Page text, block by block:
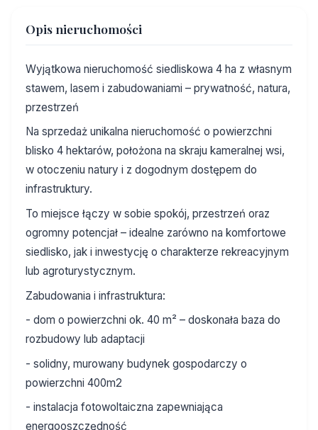
Opis nieruchomości
Wyjątkowa nieruchomość siedliskowa 4 ha z własnym
stawem, lasem i zabudowaniami – prywatność, natura,
przestrzeń
Na sprzedaż unikalna nieruchomość o powierzchni
blisko 4 hektarów, położona na skraju kameralnej wsi,
w otoczeniu natury i z dogodnym dostępem do
infrastruktury.
To miejsce łączy w sobie spokój, przestrzeń oraz
ogromny potencjał – idealne zarówno na komfortowe
siedlisko, jak i inwestycję o charakterze rekreacyjnym
lub agroturystycznym.
Zabudowania i infrastruktura:
- dom o powierzchni ok. 40 m² – doskonała baza do
rozbudowy lub adaptacji
- solidny, murowany budynek gospodarczy o
powierzchni 400m2
- instalacja fotowoltaiczna zapewniająca
energooszczędność